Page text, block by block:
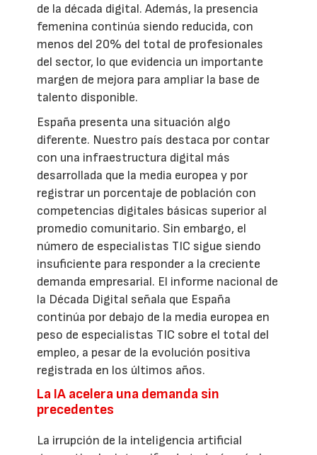
de la década digital. Además, la presencia
femenina continúa siendo reducida, con
menos del 20% del total de profesionales
del sector, lo que evidencia un importante
margen de mejora para ampliar la base de
talento disponible.
España presenta una situación algo
diferente. Nuestro país destaca por contar
con una infraestructura digital más
desarrollada que la media europea y por
registrar un porcentaje de población con
competencias digitales básicas superior al
promedio comunitario. Sin embargo, el
número de especialistas TIC sigue siendo
insuficiente para responder a la creciente
demanda empresarial. El informe nacional de
la Década Digital señala que España
continúa por debajo de la media europea en
peso de especialistas TIC sobre el total del
empleo, a pesar de la evolución positiva
registrada en los últimos años.
La IA acelera una demanda sin
precedentes
La irrupción de la inteligencia artificial